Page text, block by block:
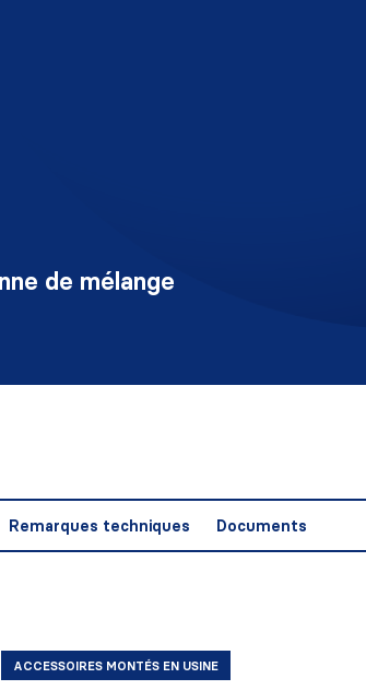
de mélange
Remarques techniques Documents
ACCESSOIRES MONTÉS EN USINE